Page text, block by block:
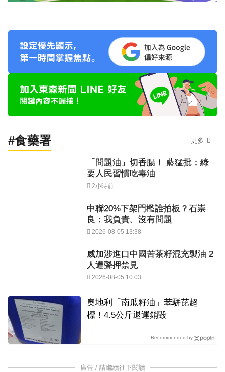
#食藥署 更多
「問題油」切香腸！ 藍猛批：綠
要人民習慣吃毒油
2小時前
中聯20%下架門檻誰拍板？石崇
良：我負責、沒有問題
2026-08-05 13:38
威加涉進口中國苦茶籽混充製油 2
人遭聲押禁見
2026-08-05 10:03
奧地利「南瓜籽油」苯駢芘超
標！4.5公斤退運銷毀
Recommended by
廣告 / 請繼續往下閱讀